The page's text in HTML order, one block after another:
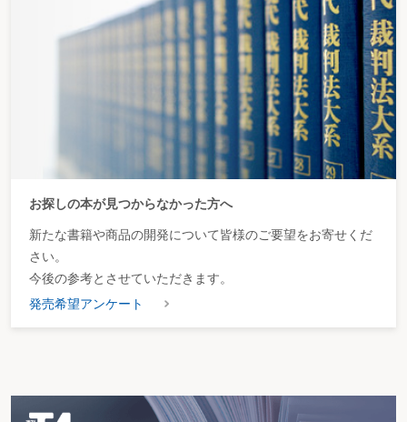
ケース③ 平成12年分について給与所得として修正申告してしまった
米国親会社からもらったストック・オプションを、平成12年にはじめて行使
した。最寄の税務署に行ってきいたところ、「一時所得として申告しなさい」
と言われたのでそのとおりに申告した。ところが、半年後に呼び出され税務署
に出向いたところ、担当の職員は、「一時所得というのは間違いでした。給与
所得として修正申告してください」と言って、すでに金額を記載してある申告
書を渡してきた。私はその職員のことばを信じてその申告書に署名してしまっ
た。ところが、最近新聞で「一時所得」というのが正しいとする判決が出たこ
とを知り、大変驚いている。今から不服申立をしたいのだが、どうすればいい
1 不服申立は可能か
更正の請求については、原則として、法定申告期限から1年以内に行なわな
ければならない。平成12年分所得税については平成14年3月をもって既にその
期間を過ぎてしまっている。そうなると、もはや更正の請求をすることはでき
不服申立ができる期間を過ぎてしまうと、納税者が争う道は閉ざされてしまう
お探しの本が見つからなかった方へ
新たな書籍や商品の開発について皆様のご要望をお寄せくだ
さい。
今後の参考とさせていただきます。
発売希望アンケート